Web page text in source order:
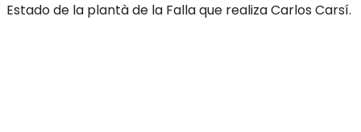
Estado de la plantà de la Falla que realiza Carlos Carsí.